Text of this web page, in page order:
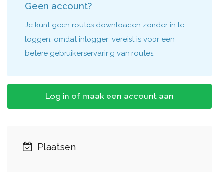
Geen account?
Je kunt geen routes downloaden zonder in te
loggen, omdat inloggen vereist is voor een
betere gebruikerservaring van routes.
Log in of maak een account aan
Plaatsen